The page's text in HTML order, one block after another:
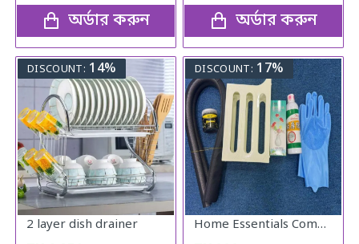
অর্ডার করুন অর্ডার করুন
DISCOUNT: 14%
2 layer dish drainer
DISCOUNT: 17%
Home Essentials Combo Pack